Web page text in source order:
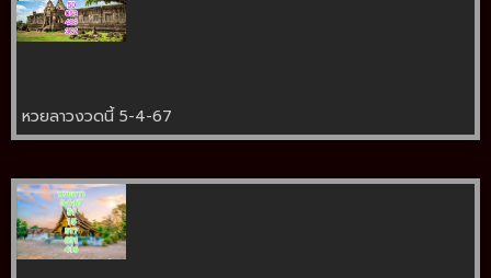
หวยลาวงวดนี้ 5-4-67